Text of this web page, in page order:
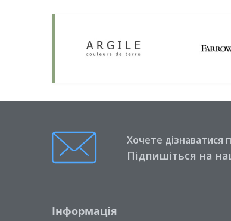
Хочете дізнаватися
Підпишіться на
Інформація